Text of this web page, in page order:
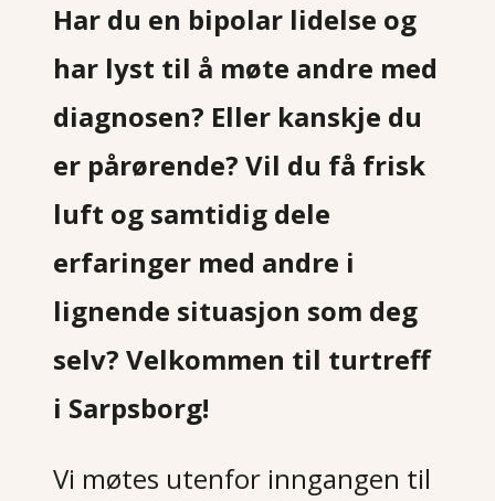
Har du en bipolar lidelse og
har lyst til å møte andre med
diagnosen? Eller kanskje du
er pårørende? Vil du få frisk
luft og samtidig dele
erfaringer med andre i
lignende situasjon som deg
selv? Velkommen til turtreff
i Sarpsborg!
Vi møtes utenfor inngangen til